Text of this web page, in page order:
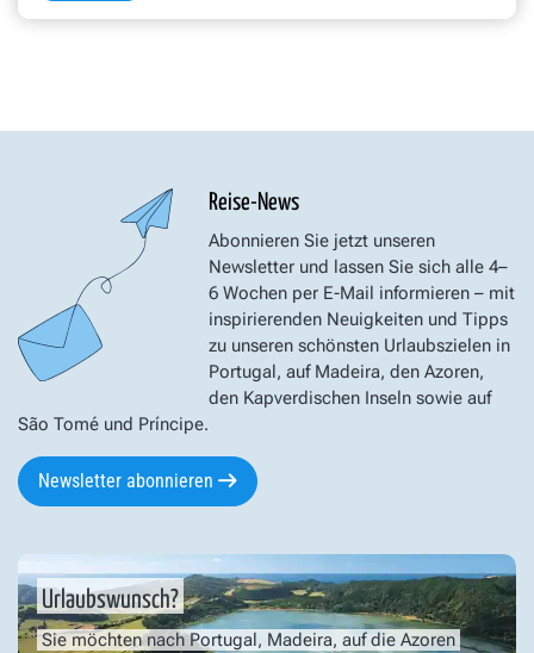
Reise-News
Abonnieren Sie jetzt unseren
Newsletter und lassen Sie sich alle 4–
6 Wochen per E-Mail informieren – mit
inspirierenden Neuigkeiten und Tipps
zu unseren schönsten Urlaubszielen in
Portugal, auf Madeira, den Azoren,
den Kapverdischen Inseln sowie auf
São Tomé und Príncipe.
Newsletter abonnieren
Urlaubswunsch?
Sie möchten nach Portugal, Madeira, auf die Azoren